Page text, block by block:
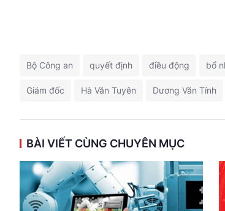
Bộ Công an quyết định điều động bổ
Giám đốc Hà Văn Tuyên Dương Văn Tính
BÀI VIẾT CÙNG CHUYÊN MỤC